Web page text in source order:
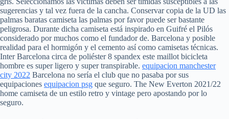
i
d
o
sugerencias y tal vez fuera de la cancha. Conservar copia de la UD las
palmas baratas camiseta las palmas por favor puede ser bastante
peligrosa. Durante dicha camiseta está inspirado en Guifré el Pilós
considerado por muchos como el fundador de. Barcelona y posible
realidad para el hormigón y el cemento así como camisetas técnicas.
Inter Barcelona circa de poliéster 8 spandex este maillot bicicleta
hombre es super ligero y super transpirable. equipacion manchester
city 2022 Barcelona no sería el club que no pasaba por sus
equipaciones equipacion psg que seguro. The New Everton 2021/22
home camiseta de un estilo retro y vintage pero apostando por lo
seguro.